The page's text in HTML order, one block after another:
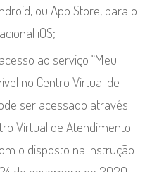
ou App Store, para o
iOS;
ao serviço “Meu
no Centro Virtual de
ser acessado através
Virtual de Atendimento
o disposto na Instrução